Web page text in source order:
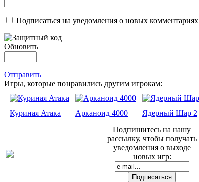
Подписаться на уведомления о новых комментариях
Обновить
Отправить
Игры, которые понравились другим игрокам:
Куриная Атака Арканоид 4000 Ядерный Шар 2
Подпишитесь на нашу
рассылку, чтобы получать
уведомления о выходе
новых игр: